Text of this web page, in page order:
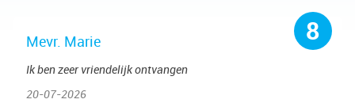
8
Mevr. Marie
Ik ben zeer vriendelijk ontvangen
20-07-2026